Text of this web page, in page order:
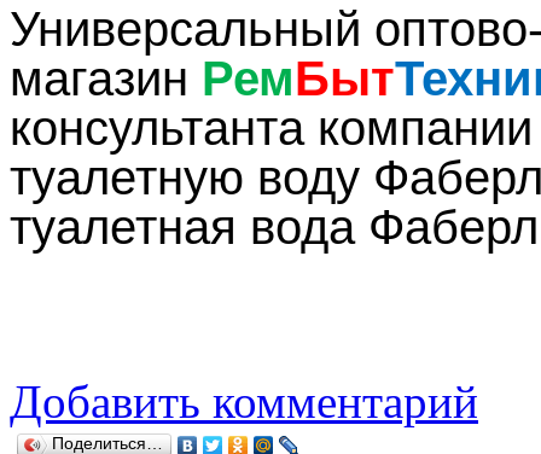
Универсальный
магазин РемБыт
консультанта
туалетную воду
туалетная вода
Добавить комментарий
Поделиться…